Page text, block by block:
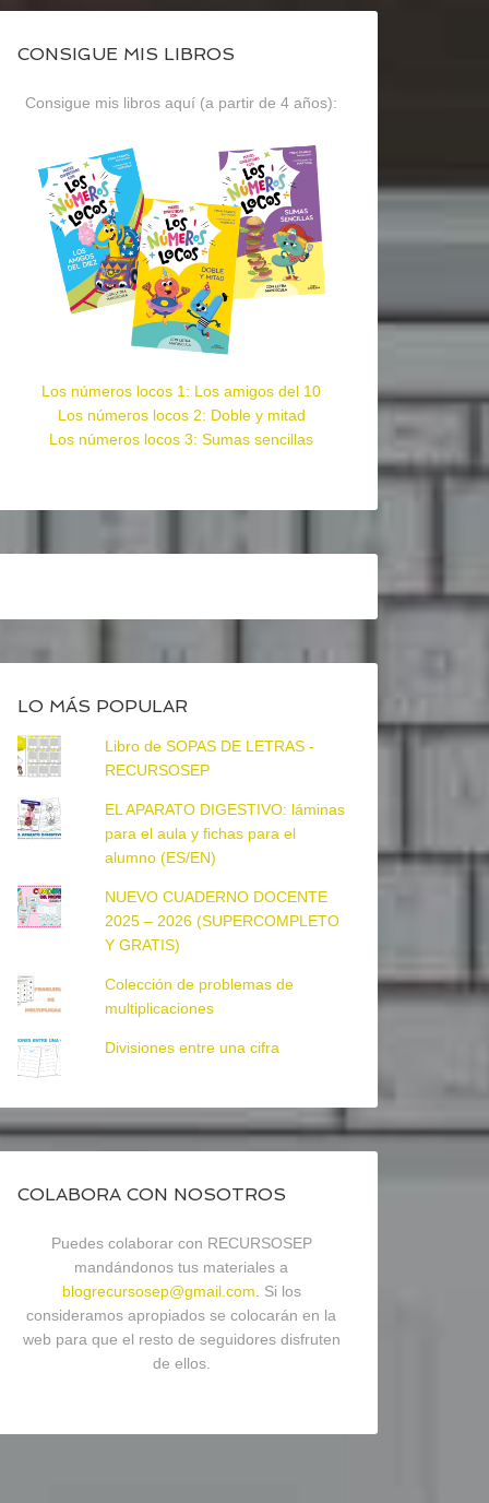
CONSIGUE MIS LIBROS
Consigue mis libros aquí (a partir de 4 años):
Los números locos 1: Los amigos del 10
Los números locos 2: Doble y mitad
Los números locos 3: Sumas sencillas
LO MÁS POPULAR
Libro de SOPAS DE LETRAS -
RECURSOSEP
EL APARATO DIGESTIVO: láminas
para el aula y fichas para el
alumno (ES/EN)
NUEVO CUADERNO DOCENTE
2025 – 2026 (SUPERCOMPLETO
Y GRATIS)
Colección de problemas de
multiplicaciones
Divisiones entre una cifra
COLABORA CON NOSOTROS
Puedes colaborar con RECURSOSEP
mandándonos tus materiales a
blogrecursosep@gmail.com . Si los
consideramos apropiados se colocarán en la
web para que el resto de seguidores disfruten
de ellos.